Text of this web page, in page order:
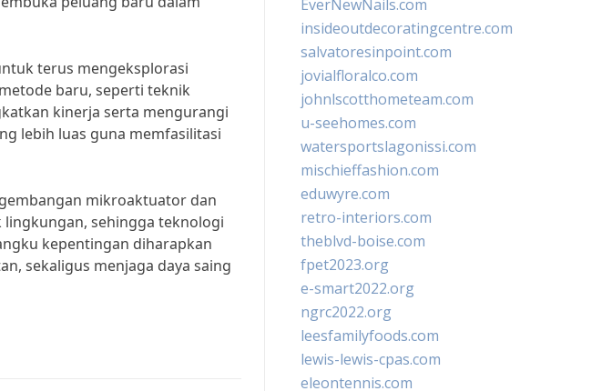
terus mengeksplorasi
baru, seperti teknik
kinerja serta mengurangi
lebih luas guna memfasilitasi
mikroaktuator dan
sehingga teknologi
kepentingan diharapkan
sekaligus menjaga daya saing
EverNewNails.com
insideoutdecoratingcentre.com
salvatoresinpoint.com
jovialfloralco.com
johnlscotthometeam.com
u-seehomes.com
watersportslagonissi.com
mischieffashion.com
eduwyre.com
retro-interiors.com
theblvd-boise.com
fpet2023.org
e-smart2022.org
ngrc2022.org
leesfamilyfoods.com
lewis-lewis-cpas.com
eleontennis.com